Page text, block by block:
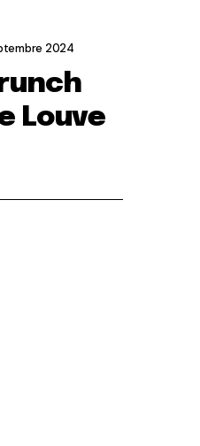
2024
Louve